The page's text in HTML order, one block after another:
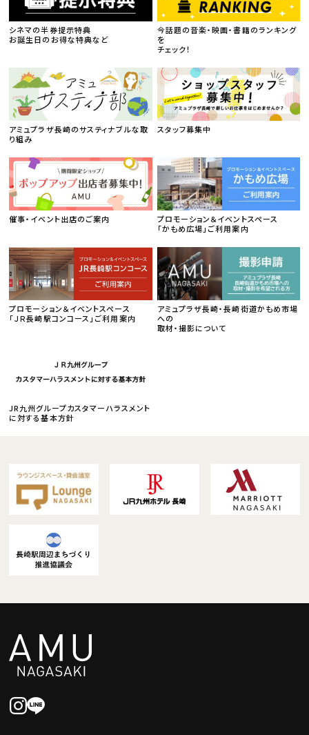
シネマの半券提示特典
お誕生日のお得な特典など
今話題の音楽・映画・書籍のランキング
を
チェック！
アミュプラザ長崎のサスティナブルな取
り組み
スタッフ募集中
催事・イベント出店のご案内
プロモーション＆イベントスペース
「かもめ広場」ご利用案内
プロモーション＆イベントスペース
「ＪＲ長崎駅コンコース」ご利用案内
アミュプラザ長崎・長崎街道かもめ市場
への
取材・撮影について
JR九州グループカスタマーハラスメント
に対する基本方針